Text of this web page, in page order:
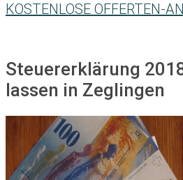
KOSTENLOSE OFFERTEN-
Steuererklärung
lassen in Zeglingen